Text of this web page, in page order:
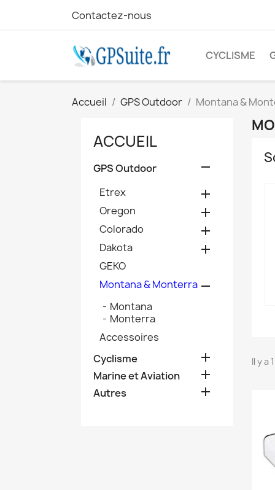
Contactez-nous
CYCLISME
Accueil GPS Outdoor Montana &
ACCUEIL
GPS Outdoor 
Etrex 
Oregon 
Colorado 
Dakota 
GEKO
Montana & Monterra 
Montana
Monterra
Accessoires
Cyclisme

Marine et Aviation 
Autres 
Il y a